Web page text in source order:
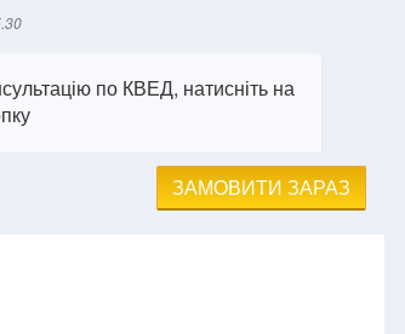
по КВЕД, натисніть на
ЗАМОВИТИ ЗАРАЗ